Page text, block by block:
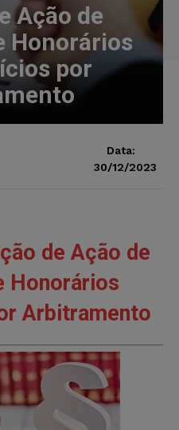
Ação de
Honorários
por
Data:
30/12/2023
de Ação de
Honorários
Arbitramento